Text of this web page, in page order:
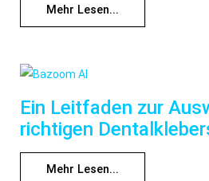
Mehr Lesen...
Ein Leitfaden zur
richtigen
Mehr Lesen...